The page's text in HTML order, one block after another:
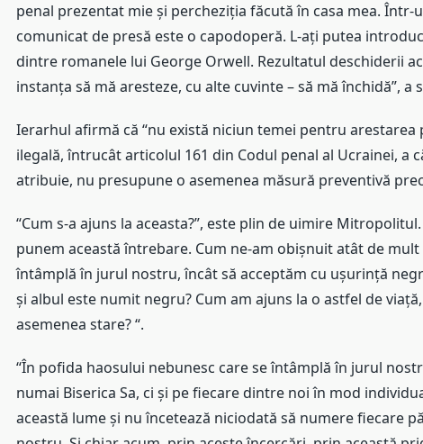
penal prezentat mie și percheziția făcută în casa mea. Într-
comunicat de presă este o capodoperă. L-ați putea
dintre romanele lui George Orwell. Rezultatul deschiderii
instanța să mă aresteze, cu alte cuvinte – să mă închidă”, a
Ierarhul afirmă că “nu există niciun temei pentru arestarea
ilegală, întrucât articolul 161 din Codul penal al Ucrainei, a
atribuie, nu presupune o asemenea măsură preventivă
“Cum s-a ajuns la aceasta?”, este plin de uimire
punem această întrebare. Cum ne-am obișnuit atât de
întâmplă în jurul nostru, încât să acceptăm cu ușurință
și albul este numit negru? Cum am ajuns la o astfel de
asemenea stare? “.
“În pofida haosului nebunesc care se întâmplă în jurul
numai Biserica Sa, ci și pe fiecare dintre noi în mod
această lume și nu încetează niciodată să numere fiecare